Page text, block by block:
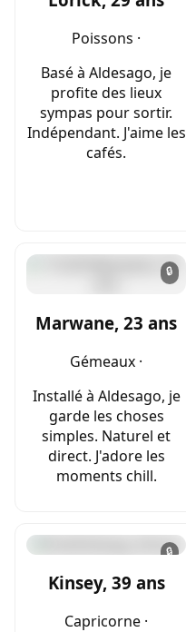
Poissons ·
Basé à Aldesago, je
profite des lieux
sympas pour sortir.
Indépendant. J'aime les
cafés.
🔒
Marwane, 23 ans
Gémeaux ·
Installé à Aldesago, je
garde les choses
simples. Naturel et
direct. J'adore les
moments chill.
🔒
Kinsey, 39 ans
Capricorne ·